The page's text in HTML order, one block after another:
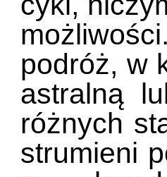
podróż, w
astralną
różnych
strumieni